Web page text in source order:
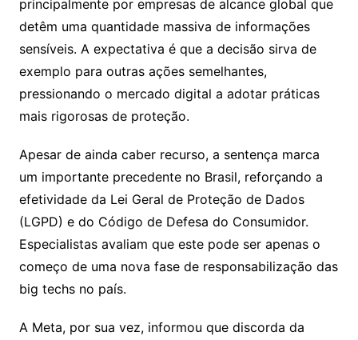
principalmente por empresas de alcance global que
detêm uma quantidade massiva de informações
sensíveis. A expectativa é que a decisão sirva de
exemplo para outras ações semelhantes,
pressionando o mercado digital a adotar práticas
mais rigorosas de proteção.
Apesar de ainda caber recurso, a sentença marca
um importante precedente no Brasil, reforçando a
efetividade da Lei Geral de Proteção de Dados
(LGPD) e do Código de Defesa do Consumidor.
Especialistas avaliam que este pode ser apenas o
começo de uma nova fase de responsabilização das
big techs no país.
A Meta, por sua vez, informou que discorda da